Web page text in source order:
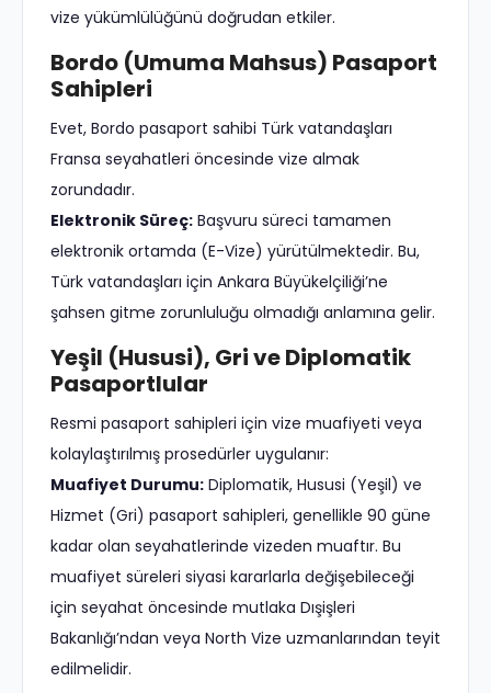
vize yükümlülüğünü doğrudan etkiler.
Bordo (Umuma Mahsus) Pasaport
Sahipleri
Evet, Bordo pasaport sahibi Türk vatandaşları
Fransa seyahatleri öncesinde vize almak
zorundadır.
Elektronik Süreç: Başvuru süreci tamamen
elektronik ortamda (E-Vize) yürütülmektedir. Bu,
Türk vatandaşları için Ankara Büyükelçiliği’ne
şahsen gitme zorunluluğu olmadığı anlamına gelir.
Yeşil (Hususi), Gri ve Diplomatik
Pasaportlular
Resmi pasaport sahipleri için vize muafiyeti veya
kolaylaştırılmış prosedürler uygulanır:
Muafiyet Durumu: Diplomatik, Hususi (Yeşil) ve
Hizmet (Gri) pasaport sahipleri, genellikle 90 güne
kadar olan seyahatlerinde vizeden muaftır. Bu
muafiyet süreleri siyasi kararlarla değişebileceği
için seyahat öncesinde mutlaka Dışişleri
Bakanlığı’ndan veya North Vize uzmanlarından teyit
edilmelidir.